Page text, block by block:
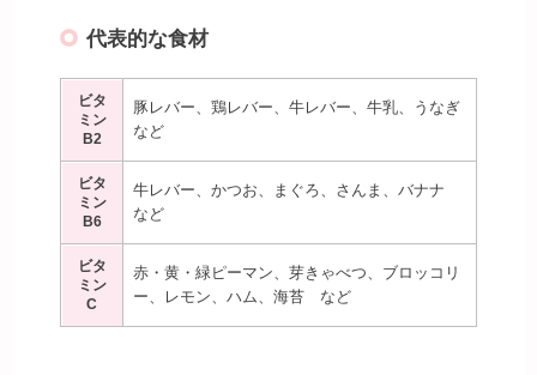
代表的な食材
ビタ
ミン
B2
豚レバー、鶏レバー、牛レバー、牛乳、うなぎ
など
ビタ
ミン
B6
牛レバー、かつお、まぐろ、さんま、バナナ
など
ビタ
ミン
C
赤・黄・緑ピーマン、芽きゃべつ、ブロッコリ
ー、レモン、ハム、海苔 など